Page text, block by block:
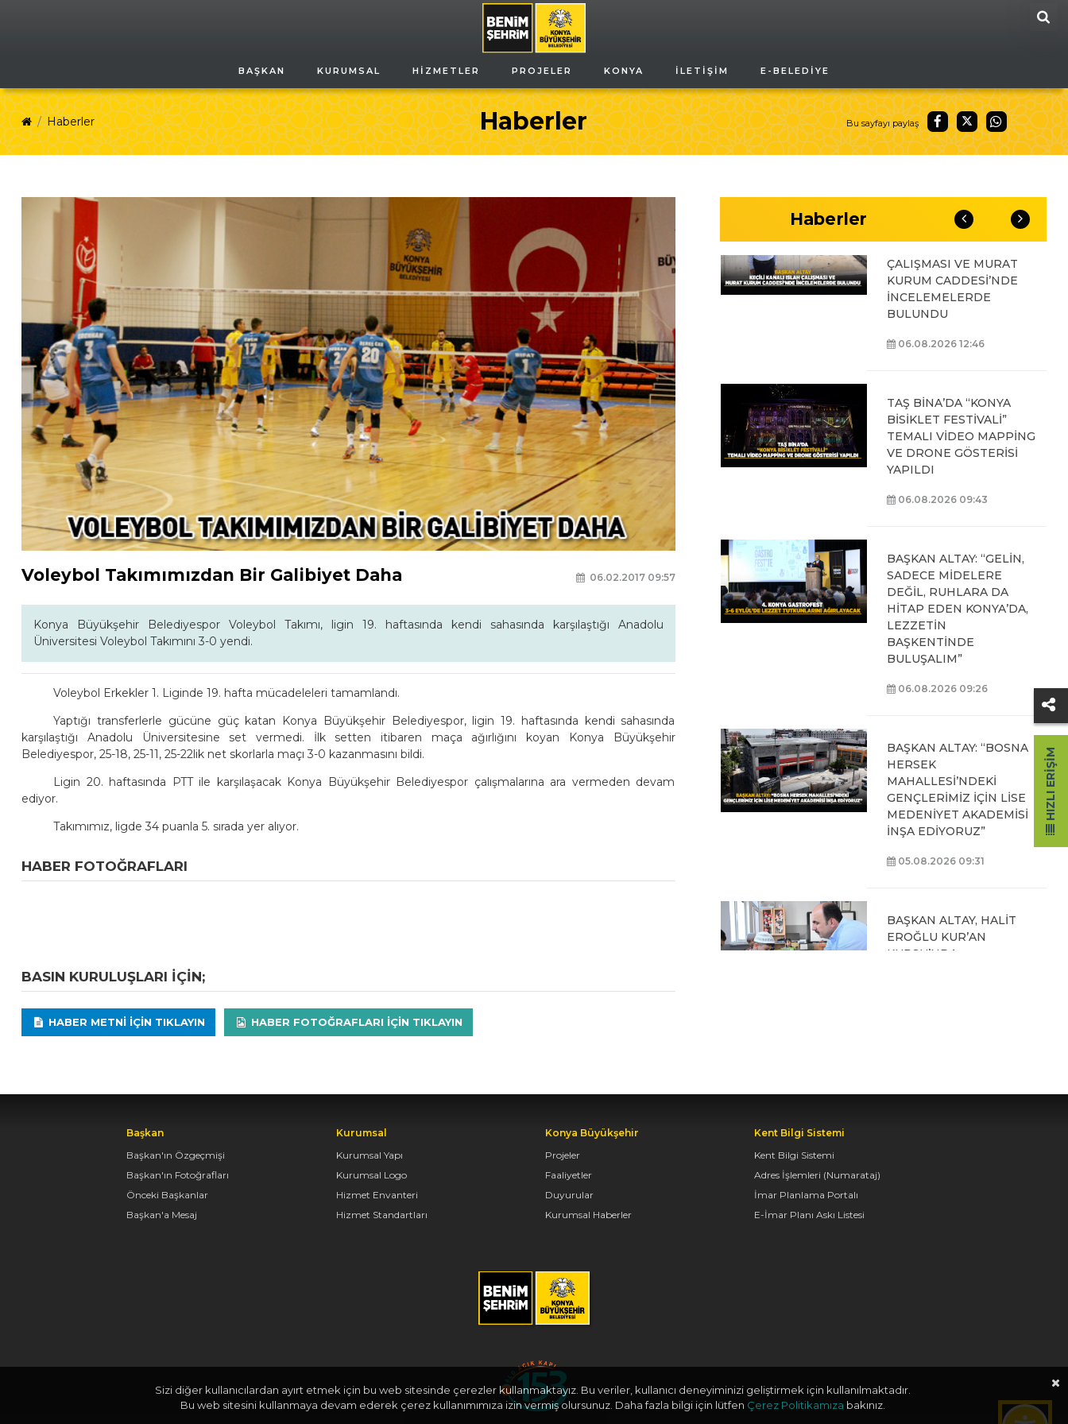
BAŞKAN KURUMSAL HIZMETLER PROJELER KONYA İLETIŞIM E-BELEDIYE
Haberler
Haberler Bu sayfayı paylaş
Voleybol Takımımızdan Bir Galibiyet Daha 06.02.2017 09:57
Konya Büyükşehir Belediyespor Voleybol Takımı, ligin 19. haftasında kendi sahasında karşılaştığı Anadolu
Üniversitesi Voleybol Takımını 3-0 yendi.
Voleybol Erkekler 1. Liginde 19. hafta mücadeleleri tamamlandı.
Yaptığı transferlerle gücüne güç katan Konya Büyükşehir Belediyespor, ligin 19. haftasında kendi sahasında
karşılaştığı Anadolu Üniversitesine set vermedi. İlk setten itibaren maça ağırlığını koyan Konya Büyükşehir
Belediyespor, 25-18, 25-11, 25-22lik net skorlarla maçı 3-0 kazanmasını bildi.
Ligin 20. haftasında PTT ile karşılaşacak Konya Büyükşehir Belediyespor çalışmalarına ara vermeden devam
ediyor.
Takımımız, ligde 34 puanla 5. sırada yer alıyor.
HABER FOTOĞRAFLARI
BASIN KURULUŞLARI IÇIN;
HABER METNI IÇIN TIKLAYIN HABER FOTOĞRAFLARI IÇIN TIKLAYIN
Haberler
OYUNLARI’NIN FİNAL
TURUNDA
ÖĞRENCİLERİN
HEYECANINI PAYLAŞTI
BAŞKAN ALTAY, KEÇİLİ
ÇALIŞMASI VE MURAT
KURUM CADDESİ’NDE
İNCELEMELERDE
BULUNDU
06.08.2026 12:46
TAŞ BİNA’DA “KONYA
BİSİKLET FESTİVALİ”
TEMALI VİDEO MAPPİNG
VE DRONE GÖSTERİSİ
YAPILDI
06.08.2026 09:43
BAŞKAN ALTAY: “GELİN,
SADECE MİDELERE
DEĞİL, RUHLARA DA
HİTAP EDEN KONYA’DA,
LEZZETİN
BAŞKENTİNDE
BULUŞALIM”
06.08.2026 09:26
BAŞKAN ALTAY: “BOSNA
HERSEK
MAHALLESİ’NDEKİ
GENÇLERİMİZ İÇİN LİSE
MEDENİYET AKADEMİSİ
İNŞA EDİYORUZ”
05.08.2026 09:31
BAŞKAN ALTAY, HALİT
EROĞLU KUR’AN
KURSU’NDA
KONYALILARI BİSİKLET
Başkan
Başkan'ın Özgeçmişi
Başkan'ın Fotoğrafları
Önceki Başkanlar
Başkan'a Mesaj
Kurumsal
Kurumsal Yapı
Kurumsal Logo
Hizmet Envanteri
Hizmet Standartları
Konya Büyükşehir
Projeler
Faaliyetler
Duyurular
Kurumsal Haberler
Kent Bilgi Sistemi
Kent Bilgi Sistemi
Adres İşlemleri (Numarataj)
İmar Planlama Portalı
E-İmar Planı Askı Listesi
HIZLI ERIŞIM
Sizi diğer kullanıcılardan ayırt etmek için bu web sitesinde çerezler kullanmaktayız. Bu veriler, kullanıcı deneyiminizi geliştirmek için kullanılmaktadır.
Bu web sitesini kullanmaya devam ederek çerez kullanımımıza izin vermiş olursunuz. Daha fazla bilgi için lütfen Çerez Politikamıza bakınız.